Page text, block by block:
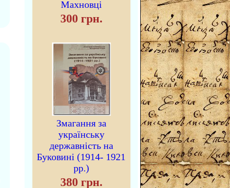
Махновці
300 грн.
Змагання за
українську
державність на
Буковині (1914- 1921
рр.)
380 грн.